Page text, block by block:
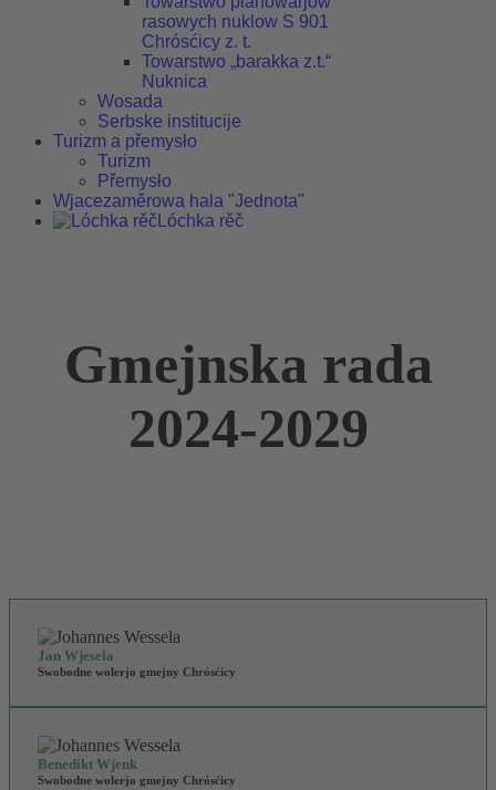
rasowych nuklow S 901
Chrósćicy z. t.
Towarstwo „barakka z.t.“
Nuknica
Wosada
Serbske institucije
Turizm a přemysło
Turizm
Přemysło
Wjacezaměrowa hala "Jednota"
Lóchka rěč
Gmejnska rada
2024-2029
Jan Wjesela
Swobodne wolerjo gmejny Chrósćicy
Benedikt Wjenk
Swobodne wolerjo gmejny Chrósćicy